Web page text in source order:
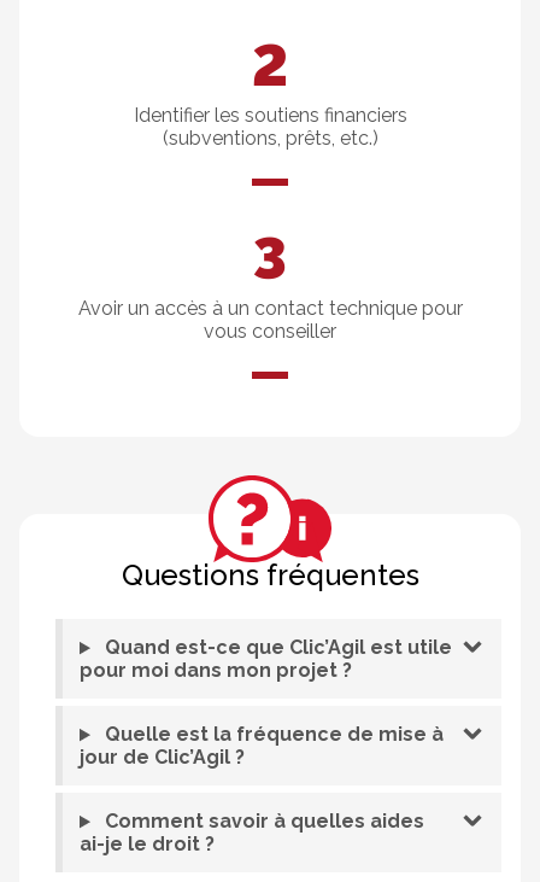
Identifier les soutiens financiers
(subventions, prêts, etc.)
Avoir un accès à un contact technique pour
vous conseiller
Questions fréquentes
Quand est-ce que Clic’Agil est utile
pour moi dans mon projet ?
Quelle est la fréquence de mise à
jour de Clic’Agil ?
Comment savoir à quelles aides
ai-je le droit ?